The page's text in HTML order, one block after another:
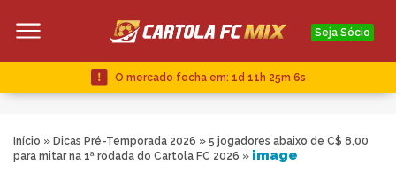
Seja Sócio
O mercado fecha em: 1d 11h 25m 5s
Início » Dicas Pré-Temporada 2026 » 5 jogadores abaixo de C$ 8,00
para mitar na 1ª rodada do Cartola FC 2026 » image